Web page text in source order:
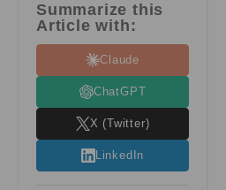
Summarize this
Article with:
Claude
ChatGPT
X (Twitter)
LinkedIn